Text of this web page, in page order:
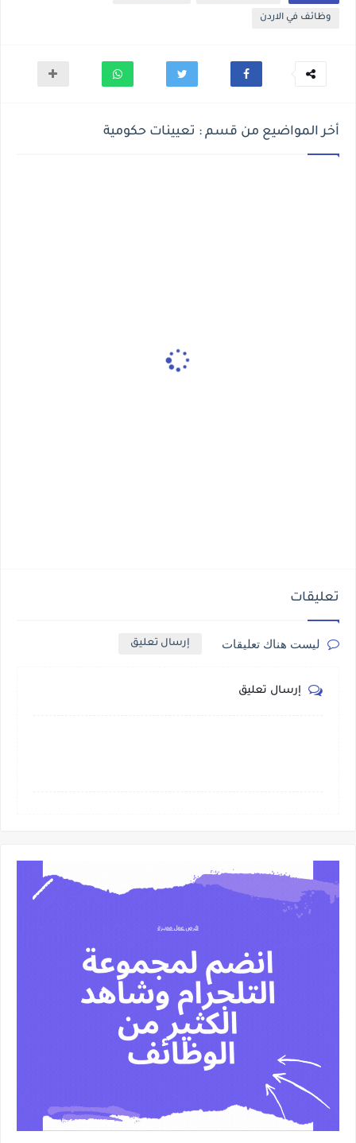
وظائف في الاردن
أخر المواضيع من قسم : تعيينات حكومية
تعليقات
ليست هناك تعليقات إرسال تعليق
إرسال تعليق